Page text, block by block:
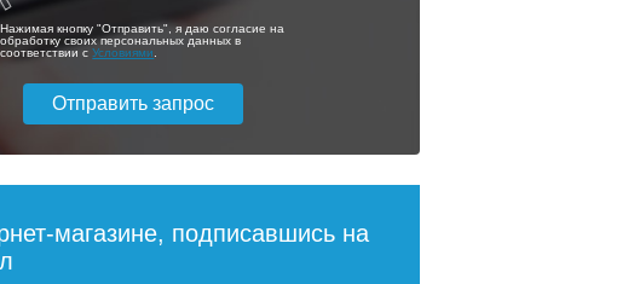
Подробнее
56 740
Подробнее
Нажимая кнопку "Отправить", я даю согласие на
обработку своих персональных данных в
соответствии сУсловиями
магазине, подписавшись на